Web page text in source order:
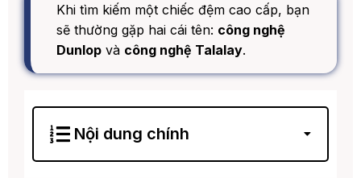
Khi tìm kiếm một chiếc đệm cao cấp, bạn
sẽ thường gặp hai cái tên: công nghệ
Dunlop và công nghệ Talalay.
Nội dung chính
1. Tầm Quan Trọng Của Công Nghệ Latex